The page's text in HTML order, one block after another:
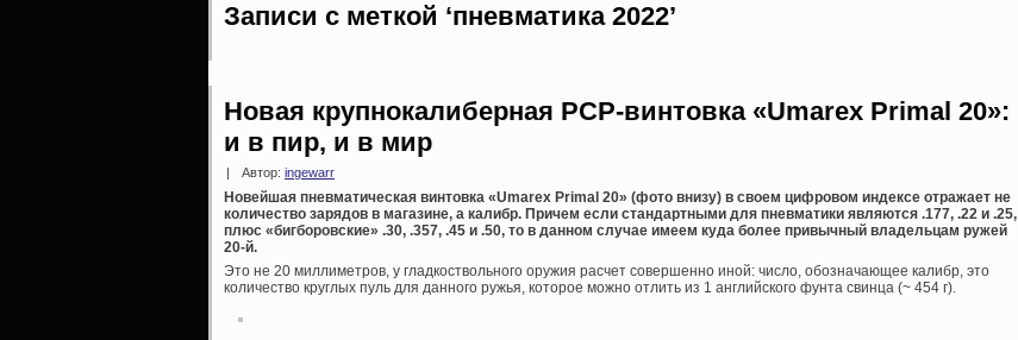
Записи с меткой ‘пневматика 2022’
Новая крупнокалиберная PCP-винтовка «Umarex Primal 20»:
и в пир, и в мир
Автор: ingewarr
Новейшая пневматическая винтовка «Umarex Primal 20» (фото внизу) в своем цифровом индексе отражает не
количество зарядов в магазине, а калибр. Причем если стандартными для пневматики являются .177, .22 и .25,
плюс «бигборовские» .30, .357, .45 и .50, то в данном случае имеем куда более привычный владельцам ружей
20-й.
Это не 20 миллиметров, у гладкоствольного оружия расчет совершенно иной: число, обозначающее калибр, это
количество круглых пуль для данного ружья, которое можно отлить из 1 английского фунта свинца (~ 454 г).